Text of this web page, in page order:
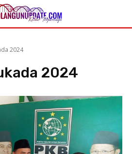
2024
2024